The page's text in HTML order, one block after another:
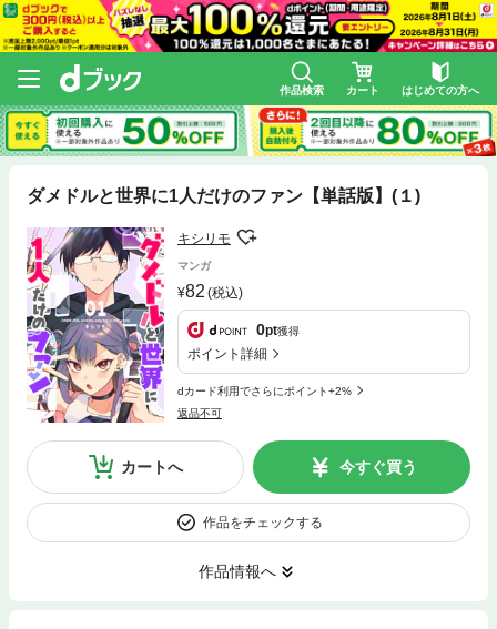
作品検索 カート はじめての方へ
ダメドルと世界に1人だけのファン【単話版】(１)
キシリモ
マンガ
82 (税込)
0pt獲得
ポイント詳細
dカード利用でさらにポイント+2%
返品不可
カートへ 今すぐ買う
作品をチェックする
作品情報へ